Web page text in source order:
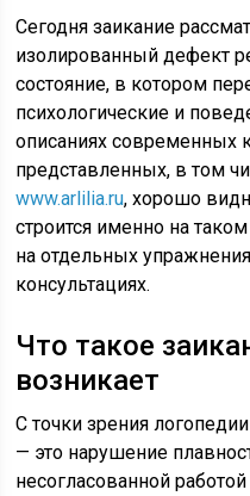
Сегодня заикание
изолированный дефект
состояние, в котором
психологические и
описаниях современных
представленных, в том
www.arlilia.ru, хорошо
строится именно на
на отдельных
консультациях.
Что такое
возникает
С точки зрения
— это нарушение
несогласованной